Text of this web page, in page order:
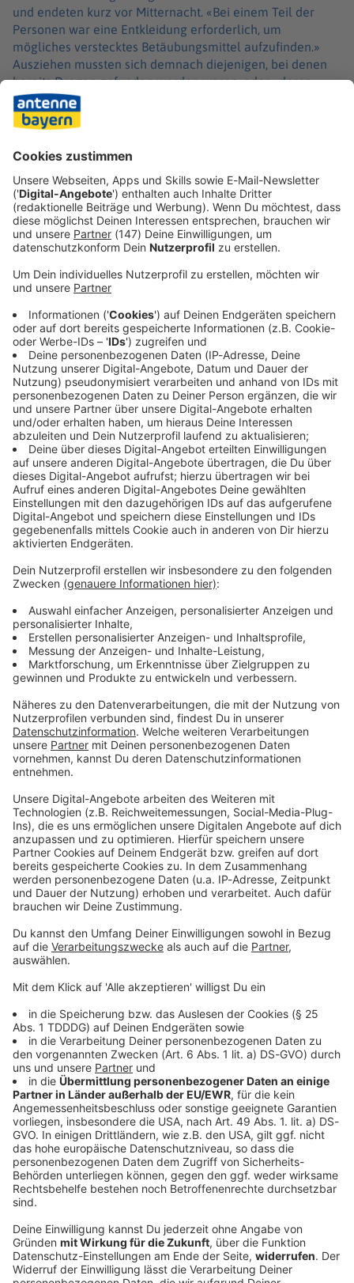
und endeten kurz vor Mitternacht. «Bei einem Teil der
Personen war eine Entkleidung erforderlich, um
mögliches verstecktes Betäubungsmittel aufzufinden.»
Ausziehen mussten sich demnach diejenigen, bei denen
bereits Drogen gefunden worden waren, oder «deren
Verhalten den Besitz von Betäubungsmitteln vermuten
ließ», wie es in der Mitteilung hieß. Laut Mitteilung wurde
eine mittlere zweistellige Zahl von Ermittlungsverfahren
wegen Besitzes oder Handels mit Drogen eingeleitet, eine
Immer auf dem Laufenden
bleiben!
Verpass' nichts mehr - mit unserem kostenlosen
ANTENNE BAYERN Newsletter. Ob Nachrichten,
Lifestyle oder unsere neuesten Aktionen - wir
informieren dich.
Zum Newsletter anmelden
Du möchtest uns etwas sagen?
Studio Hotline
Kontaktformular
Sprachnachricht
© dpa-infocom, dpa:260203-930-637910/2
Bayern
100 Tage Krause: Was Münchens OB bislang
bewegt hat